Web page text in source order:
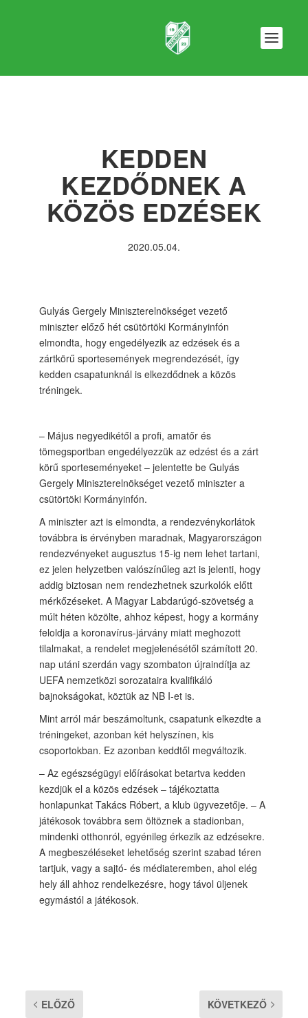
KEDDEN
KEZDŐDNEK A
KÖZÖS EDZÉSEK
2020.05.04.
Gulyás Gergely Miniszterelnökséget vezető
miniszter előző hét csütörtöki Kormányinfón
elmondta, hogy engedélyezik az edzések és a
zártkörű sportesemények megrendezését, így
kedden csapatunknál is elkezdődnek a közös
tréningek.
– Május negyedikétől a profi, amatőr és
tömegsportban engedélyezzük az edzést és a zárt
körű sporteseményeket – jelentette be Gulyás
Gergely Miniszterelnökséget vezető miniszter a
csütörtöki Kormányinfón.
A miniszter azt is elmondta, a rendezvénykorlátok
továbbra is érvényben maradnak, Magyarországon
rendezvényeket augusztus 15-ig nem lehet tartani,
ez jelen helyzetben valószínűleg azt is jelenti, hogy
addig biztosan nem rendezhetnek szurkolók előtt
mérkőzéseket. A Magyar Labdarúgó-szövetség a
múlt héten közölte, ahhoz képest, hogy a kormány
feloldja a koronavírus-járvány miatt meghozott
tilalmakat, a rendelet megjelenésétől számított 20.
nap utáni szerdán vagy szombaton újraindítja az
UEFA nemzetközi sorozataira kvalifikáló
bajnokságokat, köztük az NB I-et is.
Mint arról már beszámoltunk, csapatunk elkezdte a
tréningeket, azonban két helyszínen, kis
csoportokban. Ez azonban keddtől megváltozik.
– Az egészségügyi előírásokat betartva kedden
kezdjük el a közös edzések – tájékoztatta
honlapunkat Takács Róbert, a klub ügyvezetője. – A
játékosok továbbra sem öltöznek a stadionban,
mindenki otthonról, egyénileg érkezik az edzésekre.
A megbeszéléseket lehetőség szerint szabad téren
tartjuk, vagy a sajtó- és médiateremben, ahol elég
hely áll ahhoz rendelkezésre, hogy távol üljenek
egymástól a játékosok.
ELŐZŐ KÖVETKEZŐ